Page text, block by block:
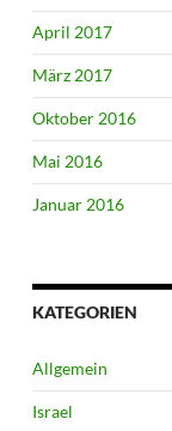
April 2017
März 2017
Oktober 2016
Mai 2016
Januar 2016
KATEGORIEN
Allgemein
Israel